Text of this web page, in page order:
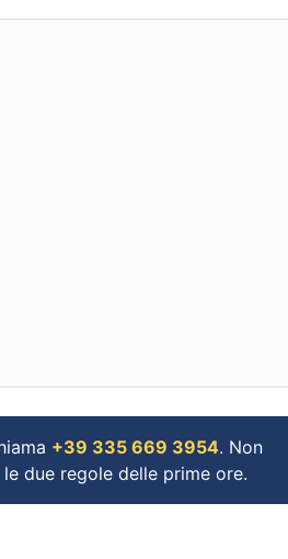
+39 335 669 3954. Non
due regole delle prime ore.